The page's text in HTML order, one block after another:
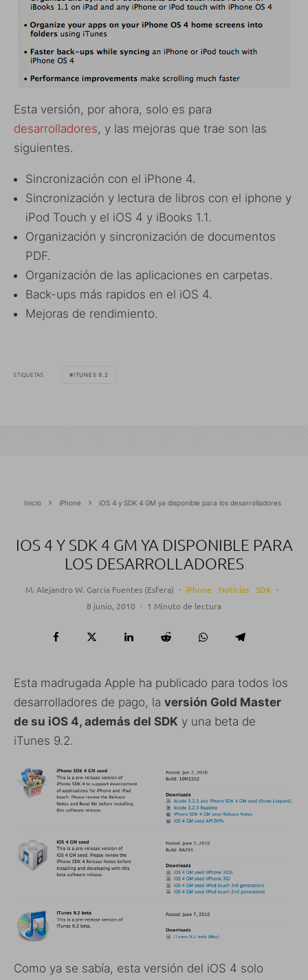
Esta versión, por ahora, solo es para
desarrolladores, y las mejoras que trae son las
siguientes.
Sincronización con el iPhone 4.
Sincronización y lectura de libros con el iphone y
iPod Touch y el iOS 4 y iBooks 1.1.
Organización y sincronización de documentos
PDF.
Organización de las aplicaciones en carpetas.
Back-ups más rapidos en el iOS 4.
Mejoras de rendimiento.
ETIQUETAS ITUNES 9.2
Inicio iPhone iOS 4 y SDK 4 GM ya disponible para los desarrolladores
IOS 4 Y SDK 4 GM YA DISPONIBLE PARA
LOS DESARROLLADORES
M. Alejandro W. García Fuentes (Esfera) · iPhone Noticias SDK ·
8 junio, 2010 · 1 Minuto de lectura
Esta madrugada Apple ha publicado para todos los
desarrolladores de pago, la versión Gold Master
de su iOS 4, además del SDK y una beta de
iTunes 9.2.
Como ya se sabía, esta versión del iOS 4 solo